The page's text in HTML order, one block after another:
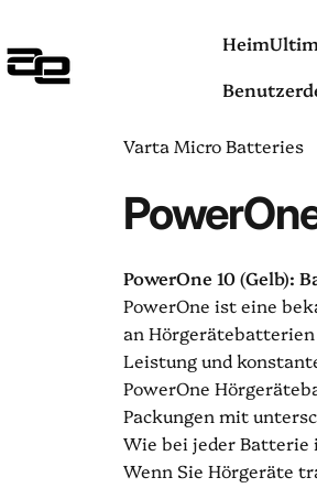
Audentia
Heim
Heim
Varta Micro Batteries
PowerOne 10 (Gelb):
PowerOne ist eine
an
Leistung und
PowerOne
Packungen mit
Wie bei jeder Batterie
Wenn Sie Hörgeräte